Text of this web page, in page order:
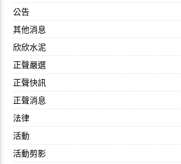
公告
其他消息
欣欣水泥
正聲嚴選
正聲快訊
正聲消息
法律
活動
活動剪影